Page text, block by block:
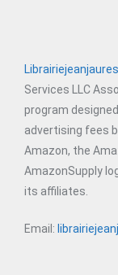
Services LLC
program
advertising fees
Amazon, the
AmazonSupply
its affiliates.
Email: